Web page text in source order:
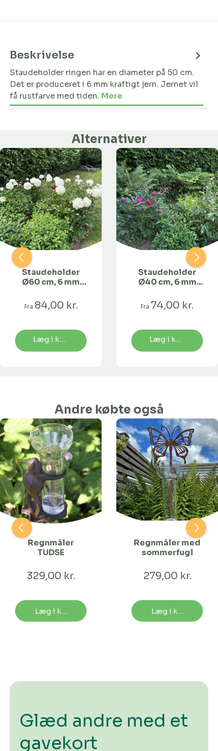
Beskrivelse
Staudeholder ringen har en diameter på 50 cm.
Det er produceret i 6 mm kraftigt jern. Jernet vil
få rustfarve med tiden. Mere
Alternativer
Staudeholder
Ø60 cm, 6 mm
cm
Fra 84,00 kr.
Læg i kurv
Staudeholder
Ø40 cm, 6 mm
cm
Fra 74,00 kr.
Læg i kurv
Andre købte også
Regnmåler
TUDSE
329,00 kr.
Læg i kurv
Regnmåler med
sommerfugl
279,00 kr.
Læg i kurv
Glæd andre med et
gavekort